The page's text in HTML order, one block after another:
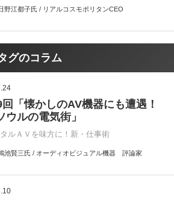
野江都子氏 / リアルコスモポリタンCEO
グのコラム
「懐かしのAV機器にも遭遇！
ウルの電気街」
ルＡＶを味方に！新・仕事術
池賢三氏 / オーディオビジュアル機器 評論家